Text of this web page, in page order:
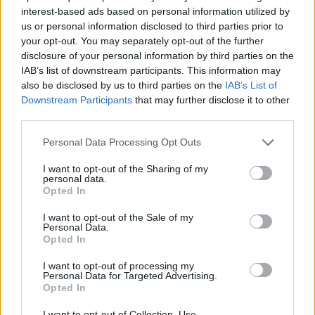
interest-based ads based on personal information utilized by
us or personal information disclosed to third parties prior to
your opt-out. You may separately opt-out of the further
disclosure of your personal information by third parties on the
IAB’s list of downstream participants. This information may
also be disclosed by us to third parties on the IAB’s List of
Downstream Participants that may further disclose it to other
Personal Data Processing Opt Outs
I want to opt-out of the Sharing of my
personal data.
Opted In
I want to opt-out of the Sale of my
Personal Data.
Opted In
I want to opt-out of processing my
Personal Data for Targeted Advertising.
Opted In
Kako dalje piše, sad samo razmišlja da li je kriv?
“Trebalo je da ustanem, ali isto tako ne očekuješ da te neko
bombarduje torbom iz sve snage. Nisam je gurnuo da joj
naškodim, nego refleksno da se zaštitim… ali situacija
čekam da se javi prijava, da li se ovo računa kao
samoodbrana kad te napadne baba s torbom. Osećam se
užasno i ne znam šta da radim”, priznao je on.
Njegova objava privukla je ogromnu pažnju korisnika
Redita. Dok su jedni pokušavali da razumeju mladićevu
reakciju i naglašavali da je reč o refleksu, drugi su